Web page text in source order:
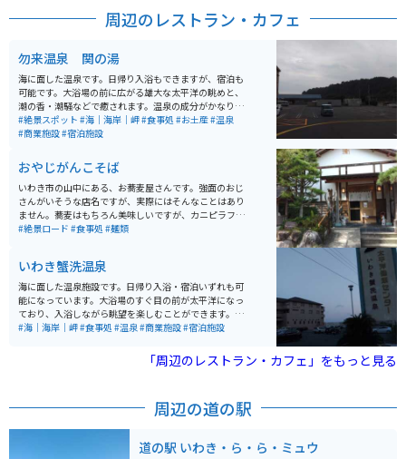
周辺のレストラン・カフェ
勿来温泉 関の湯
海に面した温泉です。日帰り入浴もできますが、宿泊も
可能です。大浴場の前に広がる雄大な太平洋の眺めと、
潮の香・潮騒などで癒されます。温泉の成分がかなり濃
く、お風呂を出た後も温泉の香りが体に長く残ります。
常磐道からのアクセスが良く、わかりやすい場所にあり
#絶景スポット #海｜海岸｜岬#食事処 #お土産#温泉
#商業施設#宿泊施設
おやじがんこそば
いわき市の山中にある、お蕎麦屋さんです。強面のおじ
さんがいそうな店名ですが、実際にはそんなことはあり
ません。蕎麦はもちろん美味しいですが、カニピラフも
名物です。珍しい「蕎麦とカニピラフのセット」もあり
#絶景ロード #食事処 #麺類
いわき蟹洗温泉
海に面した温泉施設です。日帰り入浴・宿泊いずれも可
能になっています。大浴場のすぐ目の前が太平洋になっ
ており、入浴しながら眺望を楽しむことができます。料
金が入泉料だけで大人2,000円と少し高めですが、JAF会
#海｜海岸｜岬#食事処 #温泉 #商業施設#宿泊施設
「周辺のレストラン・カフェ」をもっと見る
周辺の道の駅
道の駅 いわき・ら・ら・ミュウ